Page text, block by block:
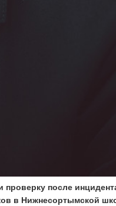
после
в Нижнесортымской